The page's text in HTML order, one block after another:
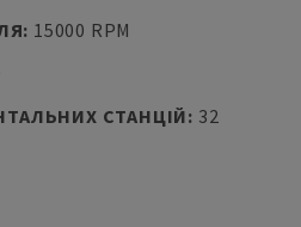
: 15000 RPM
СТАНЦІЙ: 32